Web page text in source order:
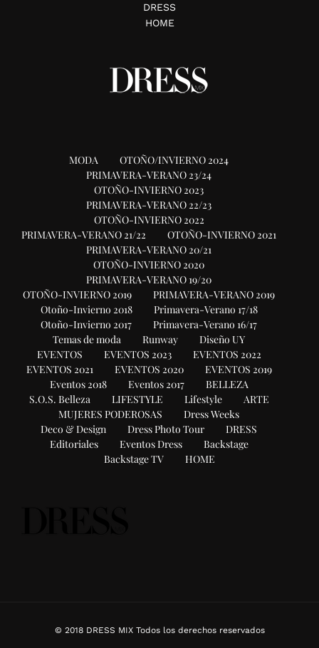
DRESS
HOME
MODA
OTOÑO/INVIERNO 2024
PRIMAVERA-VERANO 23/24
OTOÑO-INVIERNO 2023
PRIMAVERA-VERANO 22/23
OTOÑO-INVIERNO 2022
PRIMAVERA-VERANO 21/22
OTOÑO-INVIERNO 2021
PRIMAVERA-VERANO 20/21
OTOÑO-INVIERNO 2020
PRIMAVERA-VERANO 19/20
OTOÑO-INVIERNO 2019
PRIMAVERA-VERANO 2019
Otoño-Invierno 2018
Primavera-Verano 17/18
Otoño-Invierno 2017
Primavera-Verano 16/17
Temas de moda
Runway
Diseño UY
EVENTOS
EVENTOS 2023
EVENTOS 2022
EVENTOS 2021
EVENTOS 2020
EVENTOS 2019
Eventos 2018
Eventos 2017
BELLEZA
S.O.S. Belleza
LIFESTYLE Lifestyle
ARTE
MUJERES PODEROSAS
Dress Weeks
Deco & Design
Dress Photo Tour
DRESS
Editoriales
Eventos Dress
Backstage
Backstage TV
HOME
© 2018 DRESS MIX Todos los derechos reservados